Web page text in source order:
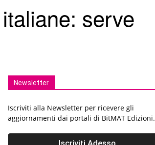
serve
Newsletter
Iscriviti alla Newsletter per ricevere gli
aggiornamenti dai portali di BitMAT Edizioni.